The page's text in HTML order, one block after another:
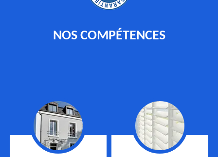
NOS COMPÉTENCES